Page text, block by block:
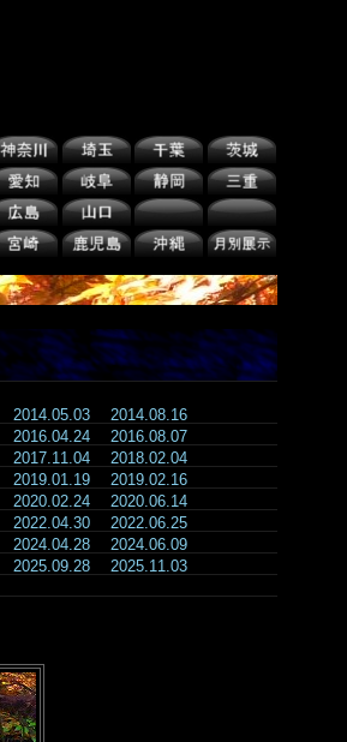
2014.05.03
2014.08.16
2016.04.24
2016.08.07
2017.11.04
2018.02.04
2019.01.19
2019.02.16
2020.02.24
2020.06.14
2022.04.30
2022.06.25
2024.04.28
2024.06.09
2025.09.28
2025.11.03